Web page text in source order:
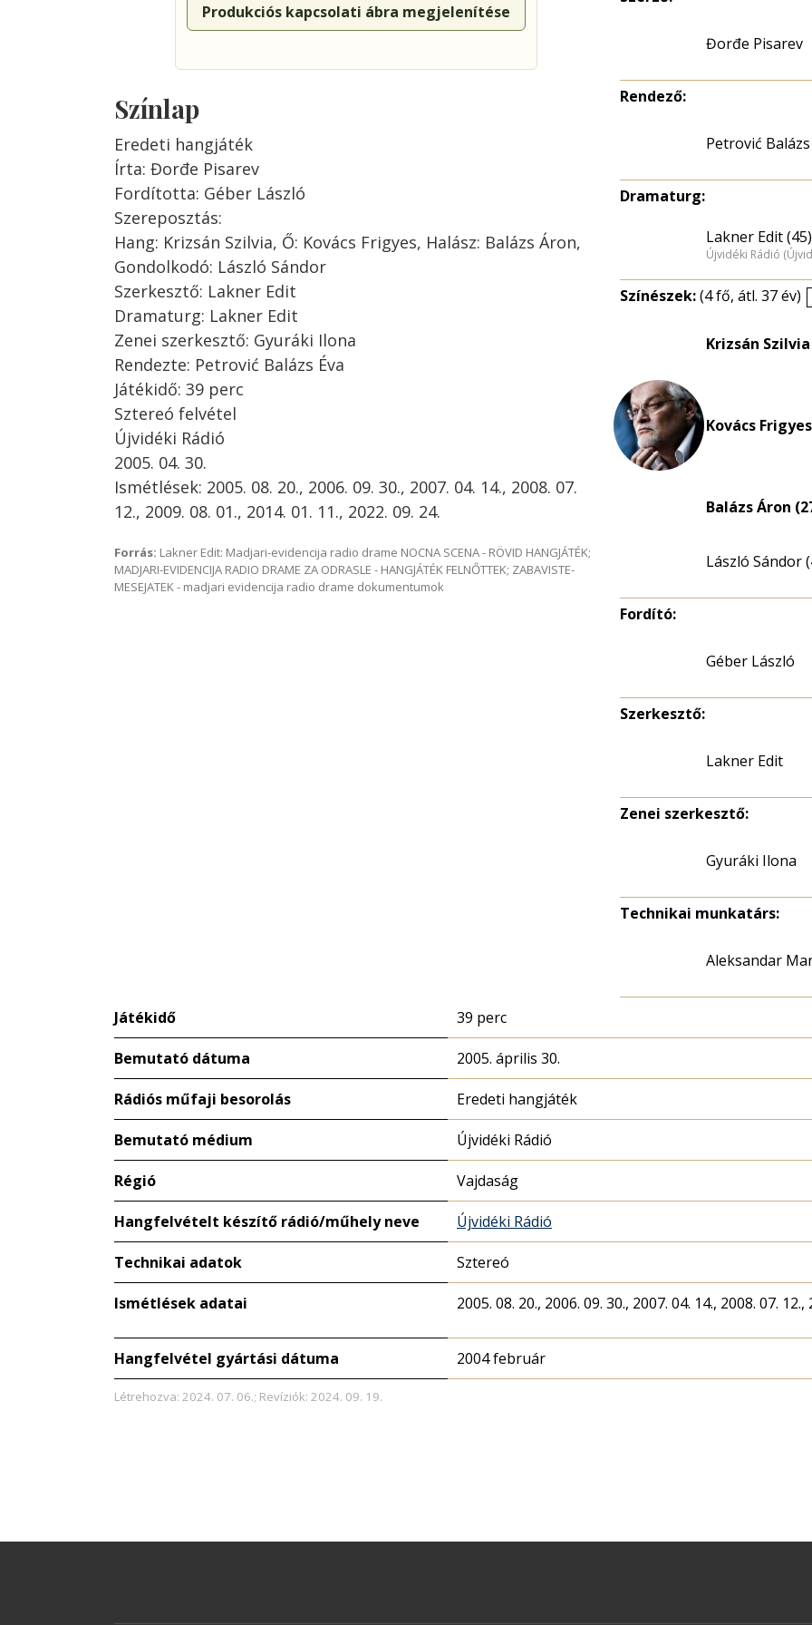
Produkciós kapcsolati ábra megjelenítése
Színlap
Eredeti hangjáték
Írta: Đorđe Pisarev
Fordította: Géber László
Szereposztás:
Hang: Krizsán Szilvia, Ő: Kovács Frigyes, Halász: Balázs Áron,
Gondolkodó: László Sándor
Szerkesztő: Lakner Edit
Dramaturg: Lakner Edit
Zenei szerkesztő: Gyuráki Ilona
Rendezte: Petrović Balázs Éva
Játékidő: 39 perc
Sztereó felvétel
Újvidéki Rádió
2005. 04. 30.
Ismétlések: 2005. 08. 20., 2006. 09. 30., 2007. 04. 14., 2008. 07.
12., 2009. 08. 01., 2014. 01. 11., 2022. 09. 24.
Forrás: Lakner Edit: Madjari-evidencija radio drame NOCNA SCENA - RÖVID HANGJÁTÉK;
MADJARI-EVIDENCIJA RADIO DRAME ZA ODRASLE - HANGJÁTÉK FELNŐTTEK; ZABAVISTE-
MESEJATEK - madjari evidencija radio drame dokumentumok
Đorđe Pisarev
Rendező:
Petrović Balázs
Dramaturg:
Lakner Edit (45)
Újvidéki Rádió
Színészek:(4 fő, átl. 37 év)
Krizsán
Kovács
Balázs Áron
László Sándor
Fordító:
Géber László
Szerkesztő:
Lakner Edit
Zenei szerkesztő:
Gyuráki Ilona
Technikai munkatárs:
Aleksandar
Játékidő 39 perc
Bemutató dátuma 2005. április 30.
Rádiós műfaji besorolás Eredeti hangjáték
Bemutató médium Újvidéki Rádió
Régió Vajdaság
Hangfelvételt készítő rádió/műhely neve Újvidéki Rádió
Technikai adatok Sztereó
Ismétlések adatai 2005. 08. 20., 2006. 09. 30., 2007. 04. 14., 2008. 07.
Hangfelvétel gyártási dátuma 2004 február
Létrehozva: 2024. 07. 06.; Revíziók: 2024. 09. 19.